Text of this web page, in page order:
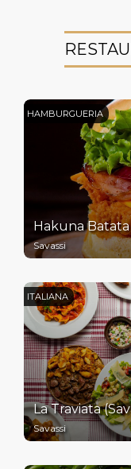
HAMBURGUERIA
Hakuna Batata
Savassi
ITALIANA
La Traviata
Savassi